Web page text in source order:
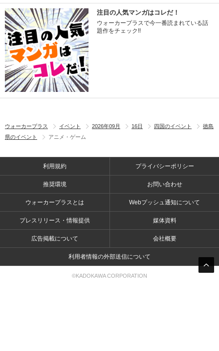
注目の人気マンガはコレだ！
ウォーカープラスで今一番読まれている話
題作をチェック!!
ウォーカープラス イベント 2026年09月 16日 四国のイベント
徳島
県のイベント
アニメ・ゲーム
利用規約 プライバシーポリシー
推奨環境 お問い合わせ
ウォーカープラスとは Webプッシュ通知について
プレスリリース・情報提供 媒体資料
広告掲載について 会社概要
利用者情報の外部送信について
©KADOKAWA CORPORATION